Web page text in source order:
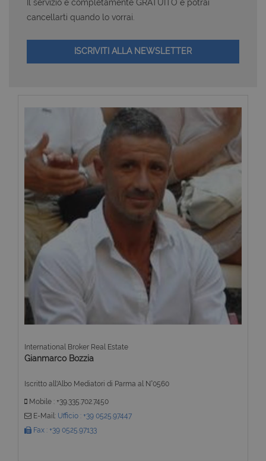
Il servizio è completamente GRATUITO e potrai
cancellarti quando lo vorrai.
ISCRIVITI ALLA NEWSLETTER
International Broker Real Estate
Gianmarco Bozzia
Iscritto all'Albo Mediatori di Parma al N°0560
Mobile : +39.335.702.7450
E-Mail: Ufficio : +39 0525.97447
Fax : +39 0525.97133